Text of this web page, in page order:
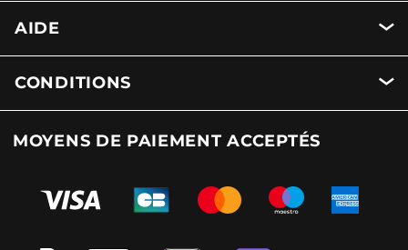
AIDE
CONDITIONS
MOYENS DE PAIEMENT ACCEPTÉS